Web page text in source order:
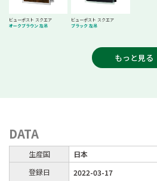
ビューポスト スクエア
オークブラウン 左吊
ビューポスト スクエア
ブラック 左吊
もっと見る
DATA
生産国
日本
登録日
2022-03-17